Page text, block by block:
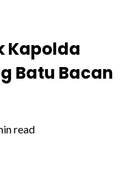
Kapolda
Batu Bacan
read